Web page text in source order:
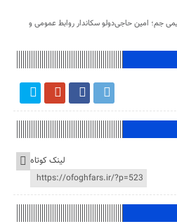
جم؛ امین حاجی‌دولو سکاندار روابط عمومی و
لینک کوتاه